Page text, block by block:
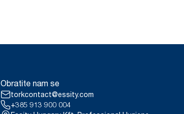
Obratite nam se
torkcontact@essity.com
+385 913 900 004